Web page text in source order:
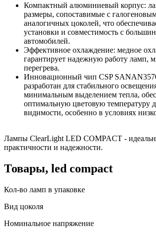
Компактный алюминиевый корпус:
размеры, сопоставимые с
аналогичных цоколей, что
установки и совместимость с
автомобилей.
Эффективное охлаждение: медное
гарантирует надежную работу ламп,
перегрева.
Инновационный чип CSP
разработан для стабильного
минимальным выделением тепла,
оптимальную цветовую температуру
видимости, особенно в условиях
Лампы ClearLight LED COMPACT -
практичности и надежности.
Товары, led compact
Кол-во ламп в упаковке
Вид цоколя
Номинальное напряжение